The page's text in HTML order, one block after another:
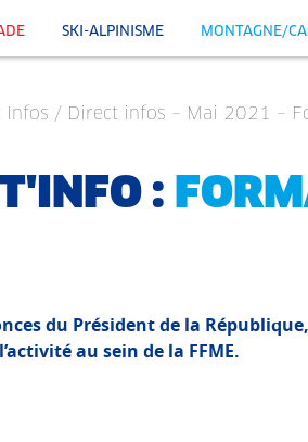
SKI-ALPINISME MONTAGNE/
Infos / Direct infos – Mai 2021 –
:
du Président de la
au sein de la FFME.